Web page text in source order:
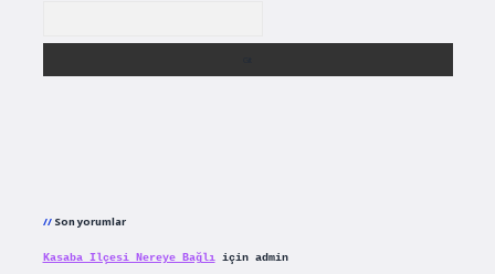
Son yorumlar
Kasaba Ilçesi Nereye Bağlıiçin admin